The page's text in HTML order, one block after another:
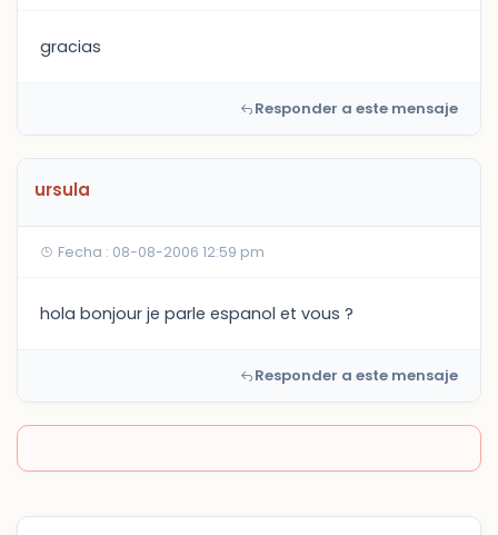
gracias
Responder a este mensaje
ursula
Fecha : 08-08-2006 12:59 pm
hola bonjour je parle espanol et vous ?
Responder a este mensaje